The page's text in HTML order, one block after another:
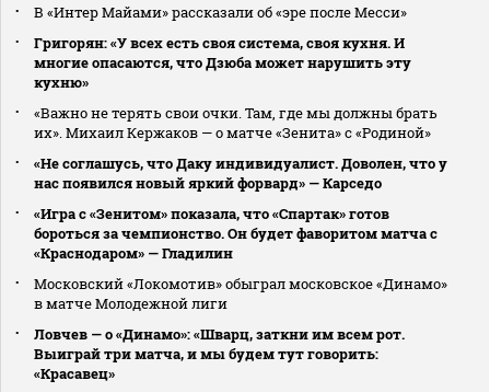
В «Интер Майами» рассказали об «эре после Месси»
Григорян: «У всех есть своя система, своя кухня. И
многие опасаются, что Дзюба может нарушить эту
кухню»
«Важно не терять свои очки. Там, где мы должны брать
их». Михаил Кержаков — о матче «Зенита» с «Родиной»
«Не соглашусь, что Даку индивидуалист. Доволен, что у
нас появился новый яркий форвард» — Карседо
«Игра с «Зенитом» показала, что «Спартак» готов
бороться за чемпионство. Он будет фаворитом матча с
«Краснодаром» — Гладилин
Московский «Локомотив» обыграл московское «Динамо»
в матче Молодежной лиги
Ловчев — о «Динамо»: «Шварц, заткни им всем рот.
Выиграй три матча, и мы будем тут говорить:
«Красавец»